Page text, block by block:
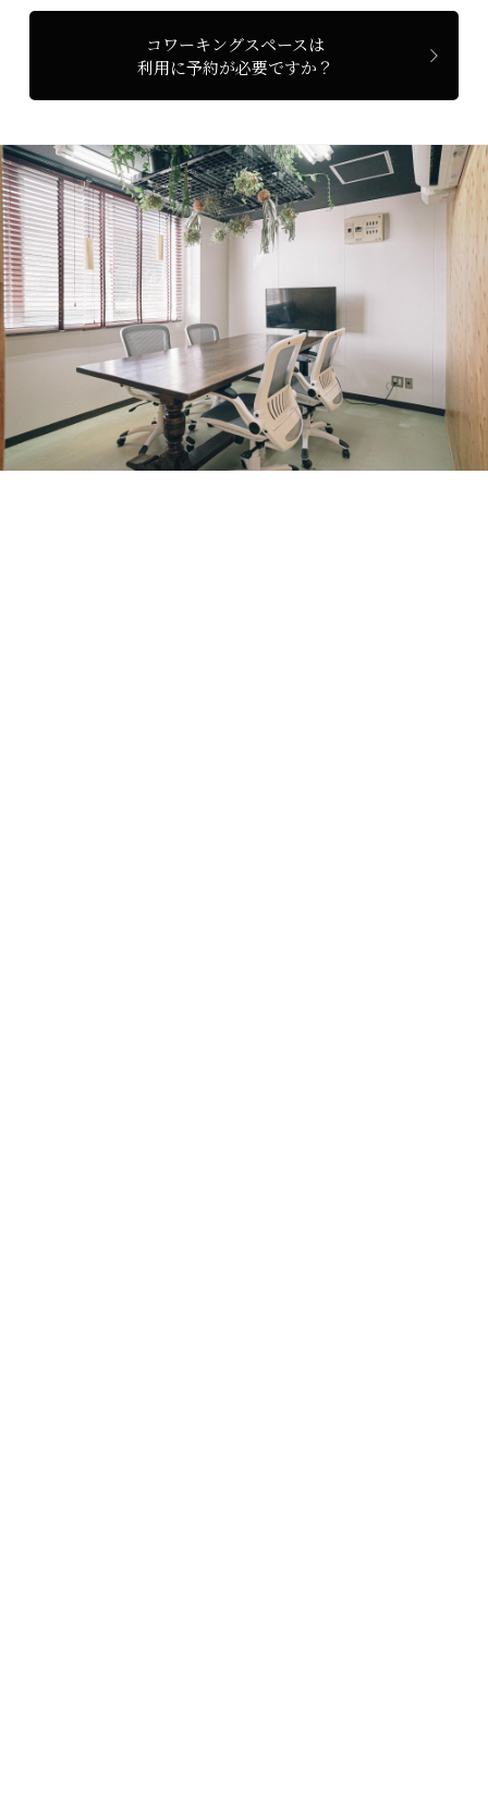
コワーキングスペースは
利用に予約が必要ですか？